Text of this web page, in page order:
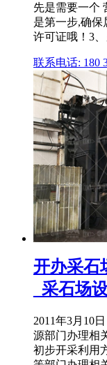
先是需要一个
是第一步,确保
许可证哦！3
联系电话: 180
开办采石
_采石场
2011年3月10
源部门办理相
初步开采利用